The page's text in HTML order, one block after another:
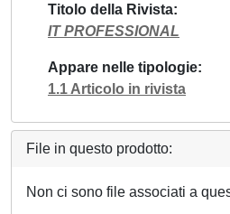
Titolo della Rivista
IT PROFESSIONAL
Appare nelle tipologie
1.1 Articolo in rivista
File in questo prodotto:
Non ci sono file associati a